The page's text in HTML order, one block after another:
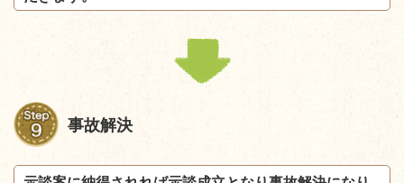
事故解決